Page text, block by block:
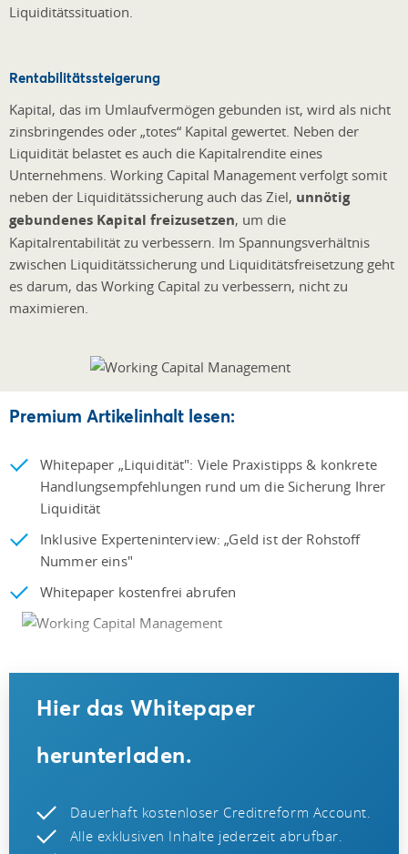
Liquiditätssituation.
Rentabilitätssteigerung
Kapital, das im Umlaufvermögen gebunden ist, wird als nicht
zinsbringendes oder „totes“ Kapital gewertet. Neben der
Liquidität belastet es auch die Kapitalrendite eines
Unternehmens. Working Capital Management verfolgt somit
neben der Liquiditätssicherung auch das Ziel, unnötig
gebundenes Kapital freizusetzen, um die
Kapitalrentabilität zu verbessern. Im Spannungsverhältnis
zwischen Liquiditätssicherung und Liquiditätsfreisetzung geht
es darum, das Working Capital zu verbessern, nicht zu
maximieren.
Premium Artikelinhalt lesen:
Whitepaper „Liquidität": Viele Praxistipps & konkrete
Handlungsempfehlungen rund um die Sicherung Ihrer
Liquidität
Inklusive Experteninterview: „Geld ist der Rohstoff
Nummer eins"
Whitepaper kostenfrei abrufen
Hier das Whitepaper
herunterladen.
Dauerhaft kostenloser Creditreform Account.
Alle exklusiven Inhalte jederzeit abrufbar.